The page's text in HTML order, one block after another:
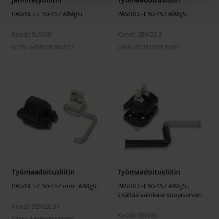
PAS/BLL-T 50-157 AlMgSi
Koodi: SLW36
GTIN: 6438100304577
PAS/BLL-T 50-157 AlMgSi
Koodi: SEW20.3
GTIN: 6438100305581
Työmaadoitusliitin
PAS/BLL-T 50-157 mm² AlMgSi
Koodi: SEW20.31
Työmaadoitusliitin
PAS/BLL-T 50-157 AlMgSi,
sisältää valokaarisuojasarven
Koodi: SEW30